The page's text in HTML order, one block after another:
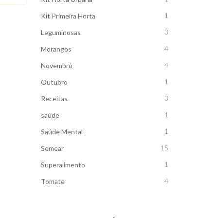
Kit Primeira Horta 1
Leguminosas 3
Morangos 4
Novembro 4
Outubro 1
Receitas 3
saúde 1
Saúde Mental 1
Semear 15
Superalimento 1
Tomate 4